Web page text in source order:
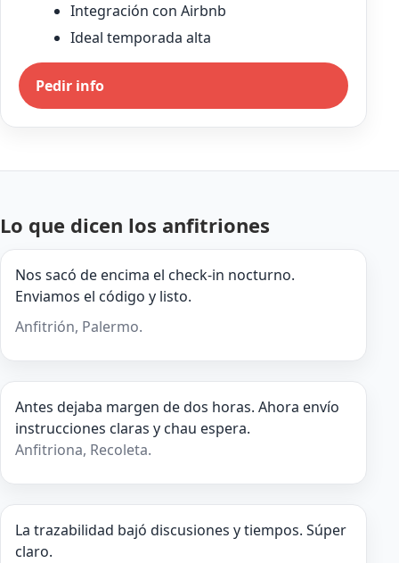
Integración con Airbnb
Ideal temporada alta
Pedir info
Lo que dicen los anfitriones
Nos sacó de encima el check-in nocturno.
Enviamos el código y listo.
Anfitrión, Palermo.
Antes dejaba margen de dos horas. Ahora envío
instrucciones claras y chau espera.
Anfitriona, Recoleta.
La trazabilidad bajó discusiones y tiempos. Súper
claro.